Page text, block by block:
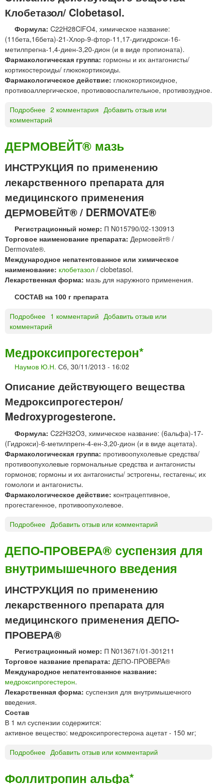
л
е
т
к
и
п
р
о
в
з
а
а
т
ч
н
е
Клобетазол/ Clobetasol.
Формула: C22H28ClFO4, химическое название:
(11бета,16бета)-21-Хлор-9-фтор-11,17-дигидрокси-16-
метилпрегна-1,4-диен-3,20-дион (и в виде пропионата).
Фармакологическая группа: гормоны и их антагонисты/
кортикостероиды/ глюкокортикоиды.
Фармакологическое действие: глюкокортикоидное,
противоаллергическое, противовоспалительное, противозудное.
Подробнее
К
о
б
т
а
о
л
2 комментария Добавить отзыв или
комментарий
ДЕРМОВЕЙТ® мазь
ИНСТРУКЦИЯ по применению
лекарственного препарата для
медицинского применения
ДЕРМОВЕЙТ® / DERMOVATE®
Регистрационный номер: П N015790/02-130913
Торговое наименование препарата: Дермовейт® /
Dermovate®.
Международное непатентованное или химическое
наименование: клобетазол / clobetasol.
Лекарственная форма: мазь для наружного применения.
СОСТАВ на 100 г препарата
Подробнее
Д
М
О
Е
Й
Т
®
а
з
ь
1 комментарий Добавить отзыв или
комментарий
Медроксипрогестерон*
Наумов Ю.Н. Сб, 30/11/2013 - 16:02
Описание действующего вещества
Медроксипрогестерон/
Medroxyprogesterone.
Формула: C22H32O3, химическое название: (6альфа)-17-
(Гидрокси)-6-метилпрегн-4-ен-3,20-дион (и в виде ацетата).
Фармакологическая группа: противоопухолевые средства/
противоопухолевые гормональные средства и антагонисты
гормонов; гормоны и их антагонисты/ эстрогены, гестагены; их
гомологи и антагонисты.
Фармакологическое действие: контрацептивное,
прогестагенное, противоопухолевое.
Подробнее
е
д
р
о
к
с
и
п
р
о
е
с
т
е
р
*
Добавить отзыв или комментарий
ДЕПО-ПРОВЕРА® суспензия для
внутримышечного введения
ИНСТРУКЦИЯ по применению
лекарственного препарата для
медицинского применения ДЕПО-
ПРОВЕРА®
Регистрационный номер: П N013671/01-301211
Торговое название препарата: ДЕПО-ПPOBEPA®
Международное непатентованное название:
медроксипрогестерон.
Лекарственная форма: суспензия для внутримышечного
введения.
Состав
В 1 мл суспензии содержится:
активное вещество: медроксипрогестерона ацетат - 150 мг;
Подробнее Добавить отзыв или комментарий
Фоллитропин альфа*